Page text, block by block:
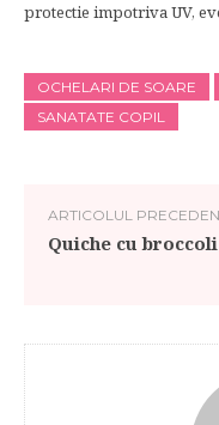
protectie impotriva UV,
OCHELARI DE SOARE
SANATATE COPIL
ARTICOLUL
Quiche cu broccoli